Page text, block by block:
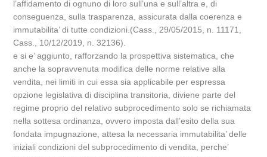
l’affidamento di ognuno di loro sull’una e sull’altra e, di
conseguenza, sulla trasparenza, assicurata dalla coerenza e
immutabilita’ di tutte condizioni.(Cass., 29/05/2015, n. 11171,
Cass., 10/12/2019, n. 32136).
e si e’ aggiunto, rafforzando la prospettiva sistematica, che
anche la sopravvenuta modifica delle norme relative alla
vendita, nei limiti in cui essa sia applicabile per espressa
opzione legislativa di disciplina transitoria, diviene parte del
regime proprio del relativo subprocedimento solo se richiamata
nella sottesa ordinanza, ovvero imposta dall’esito della sua
fondata impugnazione, attesa la necessaria immutabilita’ delle
iniziali condizioni del subprocedimento di vendita, perche’